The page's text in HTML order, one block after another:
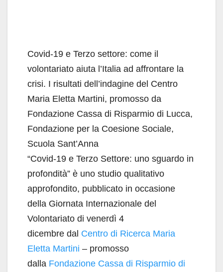
Covid-19 e Terzo settore: come il
volontariato aiuta l’Italia ad affrontare la
crisi. I risultati dell’indagine del Centro
Maria Eletta Martini, promosso da
Fondazione Cassa di Risparmio di Lucca,
Fondazione per la Coesione Sociale,
Scuola Sant’Anna
“Covid-19 e Terzo Settore: uno sguardo in
profondità” è uno studio qualitativo
approfondito, pubblicato in occasione
della Giornata Internazionale del
Volontariato di venerdì 4
dicembre dal Centro di Ricerca Maria
Eletta Martini – promosso
dalla Fondazione Cassa di Risparmio di